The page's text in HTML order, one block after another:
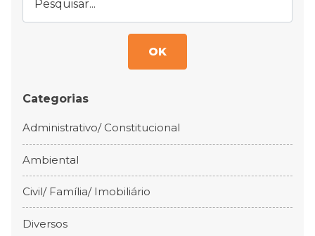
OK
Categorias
Administrativo/ Constitucional
Ambiental
Civil/ Família/ Imobiliário
Diversos